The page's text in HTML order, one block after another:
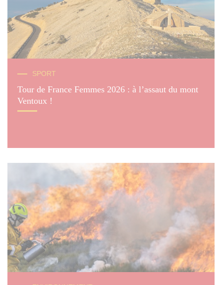
SPORT
Tour de France Femmes 2026 : à l’assaut du mont
Ventoux !